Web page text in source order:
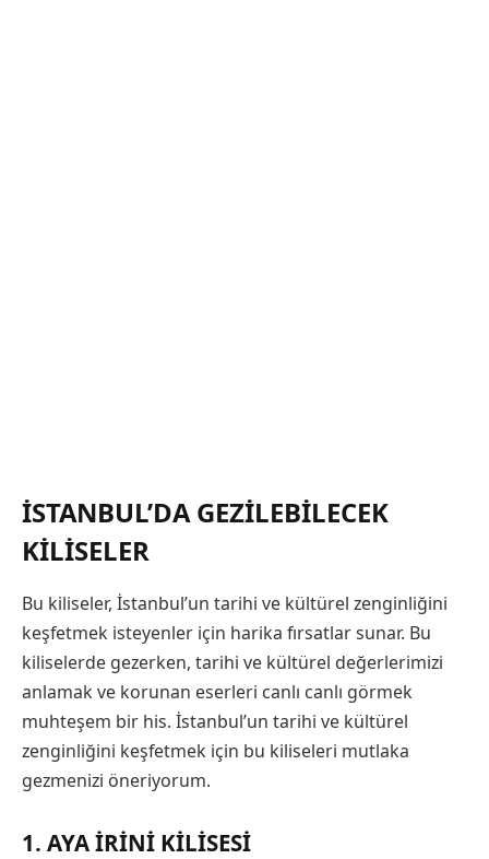
İSTANBUL’DA GEZILEBILECEK
KILISELER
Bu kiliseler, İstanbul’un tarihi ve kültürel zenginliğini
keşfetmek isteyenler için harika fırsatlar sunar. Bu
kiliselerde gezerken, tarihi ve kültürel değerlerimizi
anlamak ve korunan eserleri canlı canlı görmek
muhteşem bir his. İstanbul’un tarihi ve kültürel
zenginliğini keşfetmek için bu kiliseleri mutlaka
gezmenizi öneriyorum.
1. AYA İRINI KILISESI